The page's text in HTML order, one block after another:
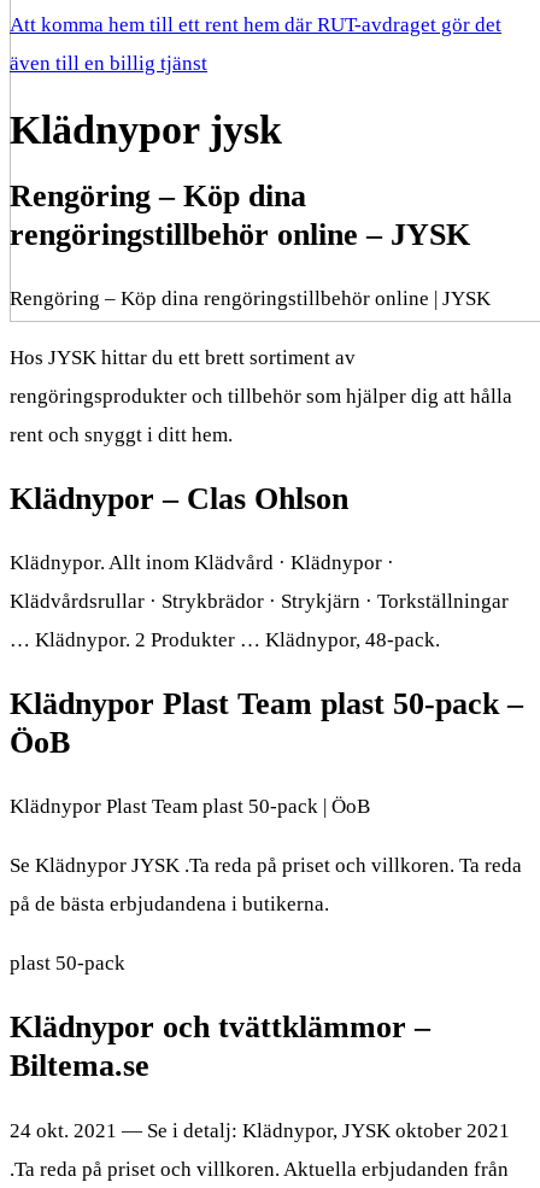
Att komma hem till ett rent hem där RUT-avdraget gör det
även till en billig tjänst
Klädnypor jysk
Rengöring – Köp dina
rengöringstillbehör online – JYSK
Rengöring – Köp dina rengöringstillbehör online | JYSK
Hos JYSK hittar du ett brett sortiment av
rengöringsprodukter och tillbehör som hjälper dig att hålla
rent och snyggt i ditt hem.
Klädnypor – Clas Ohlson
Klädnypor. Allt inom Klädvård · Klädnypor ·
Klädvårdsrullar · Strykbrädor · Strykjärn · Torkställningar
… Klädnypor. 2 Produkter … Klädnypor, 48-pack.
Klädnypor Plast Team plast 50-pack –
ÖoB
Klädnypor Plast Team plast 50-pack | ÖoB
Se Klädnypor JYSK .Ta reda på priset och villkoren. Ta reda
på de bästa erbjudandena i butikerna.
plast 50-pack
Klädnypor och tvättklämmor –
Biltema.se
24 okt. 2021 — Se i detalj: Klädnypor, JYSK oktober 2021
.Ta reda på priset och villkoren. Aktuella erbjudanden från